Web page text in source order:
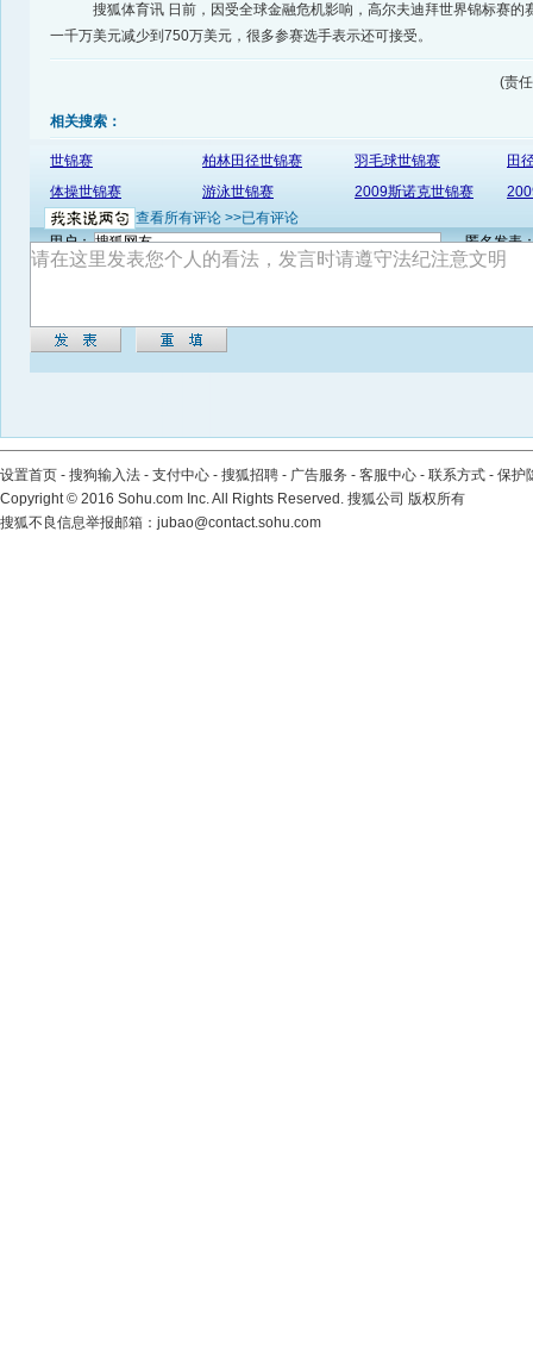
搜狐体育讯 日前，因受全球金融危机影响，高尔夫迪拜世界锦标赛的
一千万美元减少到750万美元，很多参赛选手表示还可接受。
(责
相关搜索：
世锦赛 柏林田径世锦赛 羽毛球世锦赛
田
体操世锦赛
游泳世锦赛 2009斯诺克世锦赛
查看所有评论 >>已有评论
用户：
匿名发表
设置首页 - 搜狗输入法 - 支付中心 - 搜狐招聘 - 广告服务 - 客服中心 - 联系方式 - 保护
Copyright© 2016 Sohu.com Inc. All Rights Reserved. 搜狐公司 版权所有
搜狐不良信息举报邮箱： jubao@contact.sohu.com